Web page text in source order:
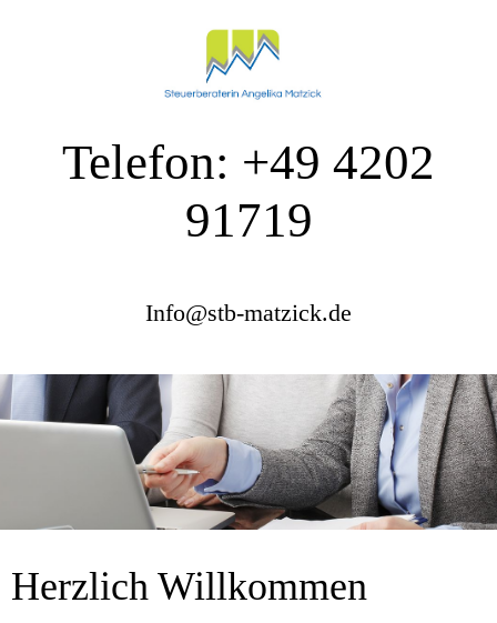
Telefon: +49 4202
91719
Info@stb-matzick.de
Herzlich Willkommen